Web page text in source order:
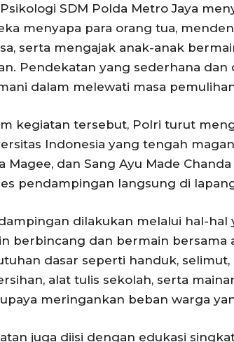
SDM Polda Metro Jaya
menyapa para orang tua,
serta mengajak anak-anak
Pendekatan yang sederhana
dalam melewati masa
kegiatan tersebut, Polri turut
Indonesia yang tengah
Magee, dan Sang Ayu Made
pendampingan langsung di
dilakukan melalui hal-
berbincang dan bermain
dasar seperti handuk,
alat tulis sekolah, serta
meringankan beban warga
juga diisi dengan edukasi